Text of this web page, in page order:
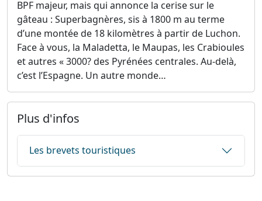
BPF majeur, mais qui annonce la cerise sur le
gâteau : Superbagnères, sis à 1800 m au terme
d’une montée de 18 kilomètres à partir de Luchon.
Face à vous, la Maladetta, le Maupas, les Crabioules
et autres « 3000? des Pyrénées centrales. Au-delà,
c’est l’Espagne. Un autre monde…
Plus d'infos
Les brevets touristiques